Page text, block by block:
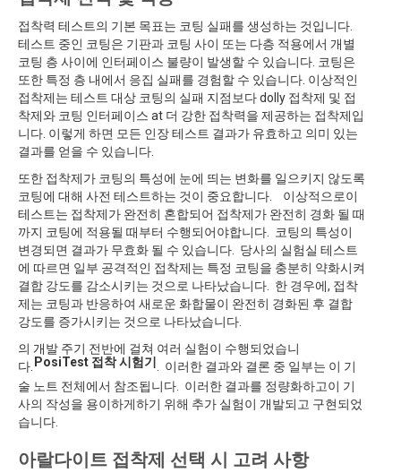
접착력 테스트의 기본 목표는 코팅 실패를 생성하는 것입니다.
테스트 중인 코팅은 기판과 코팅 사이 또는 다층 적용에서 개별
코팅 층 사이에 인터페이스 불량이 발생할 수 있습니다. 코팅은
또한 특정 층 내에서 응집 실패를 경험할 수 있습니다. 이상적인
접착제는 테스트 대상 코팅의 실패 지점보다 dolly 접착제 및 접
착제와 코팅 인터페이스 at 더 강한 접착력을 제공하는 접착제입
니다. 이렇게 하면 모든 인장 테스트 결과가 유효하고 의미 있는
결과를 얻을 수 있습니다.
또한 접착제가 코팅의 특성에 눈에 띄는 변화를 일으키지 않도록
코팅에 대해 사전 테스트하는 것이 중요합니다. 이상적으로이
테스트는 접착제가 완전히 혼합되어 접착제가 완전히 경화 될 때
까지 코팅에 적용될 때부터 수행되어야합니다. 코팅의 특성이
변경되면 결과가 무효화 될 수 있습니다. 당사의 실험실 테스트
에 따르면 일부 공격적인 접착제는 특정 코팅을 충분히 약화시켜
결합 강도를 감소시키는 것으로 나타났습니다. 한 경우에, 접착
제는 코팅과 반응하여 새로운 화합물이 완전히 경화된 후 결합
강도를 증가시키는 것으로 나타났습니다.
의 개발 주기 전반에 걸쳐 여러 실험이 수행되었습니
다. PosiTest 접착 시험기
. 이러한 결과와 결론 중 일부는 이 기
술 노트 전체에서 참조됩니다. 이러한 결과를 정량화하고이 기
사의 작성을 용이하게하기 위해 추가 실험이 개발되고 구현되었
습니다.
아랄다이트 접착제 선택 시 고려 사항